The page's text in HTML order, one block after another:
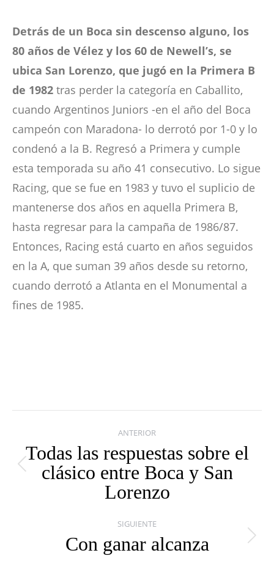
Detrás de un Boca sin descenso alguno, los
80 años de Vélez y los 60 de Newell’s, se
ubica San Lorenzo, que jugó en la Primera B
de 1982 tras perder la categoría en Caballito,
cuando Argentinos Juniors -en el año del Boca
campeón con Maradona- lo derrotó por 1-0 y lo
condenó a la B. Regresó a Primera y cumple
esta temporada su año 41 consecutivo. Lo sigue
Racing, que se fue en 1983 y tuvo el suplicio de
mantenerse dos años en aquella Primera B,
hasta regresar para la campaña de 1986/87.
Entonces, Racing está cuarto en años seguidos
en la A, que suman 39 años desde su retorno,
cuando derrotó a Atlanta en el Monumental a
fines de 1985.
Navegación
entre
publicaciones
ANTERIOR
Publicación
anterior:
Todas las respuestas sobre el
clásico entre Boca y San
Lorenzo
SIGUIENTE
Publicación
Con ganar alcanza